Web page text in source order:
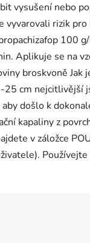
vysušení nebo
vyvarovali rizik
100
Aplikuje se na
broskvoně
cm
došlo k
kapaliny z
v záložce